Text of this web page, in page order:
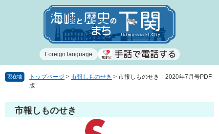
で
ば
へ
Foreign language
現在地 トップページ > 市報しものせき > 市報しものせき 2020年7月号PDF
版
市報しものせき